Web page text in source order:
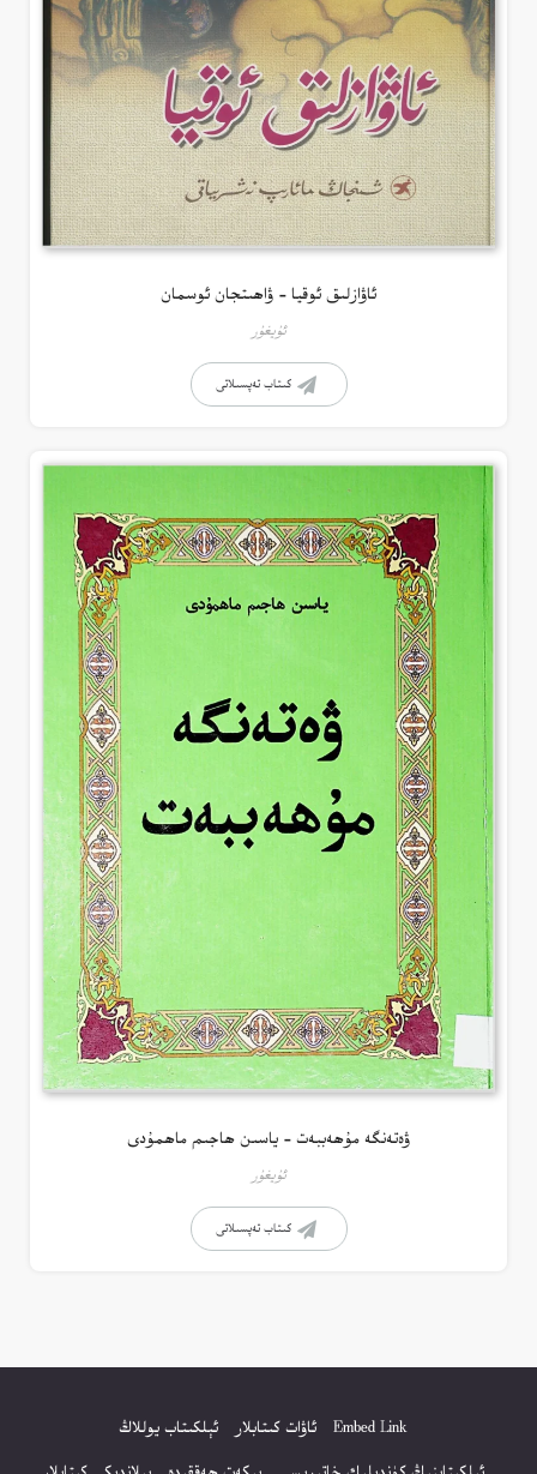
ئاۋازلىق ئوقيا – ۋاھىتجان ئوسمان
ئۇيغۇر
كىتاب تەپسىلاتى
ۋەتەنگە مۇھەببەت – ياسىن ھاجىم ماھمۇدى
ئۇيغۇر
كىتاب تەپسىلاتى
Embed Link ئاۋات كىتابلار
ئېلكىتاب يوللاڭ